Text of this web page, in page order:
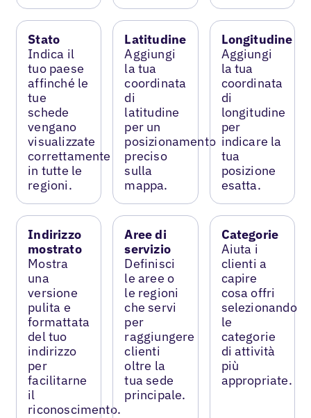
Stato
Indica il
tuo paese
affinché le
tue
schede
vengano
visualizzate
correttamente
in tutte le
regioni.
Latitudine
Aggiungi
la tua
coordinata
di
latitudine
per un
posizionamento
preciso
sulla
mappa.
Longitudine
Aggiungi
la tua
coordinata
di
longitudine
per
indicare la
tua
posizione
esatta.
Indirizzo
mostrato
Mostra
una
versione
pulita e
formattata
del tuo
indirizzo
per
facilitarne
il
riconoscimento.
Aree di
servizio
Definisci
le aree o
le regioni
che servi
per
raggiungere
clienti
oltre la
tua sede
principale.
Categorie
Aiuta i
clienti a
capire
cosa offri
selezionando
le
categorie
di attività
più
appropriate.